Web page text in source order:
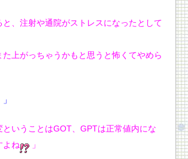
と、注射や通院がストレスになったとして
た上がっちゃうかもと思うと怖くてやめら
ということはGOT、GPTは正常値内にな
よね
」